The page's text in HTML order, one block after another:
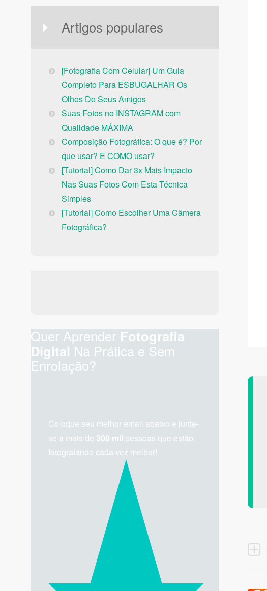
Artigos populares
[Fotografia Com Celular] Um Guia
Completo Para ESBUGALHAR Os
Olhos Do Seus Amigos
Suas Fotos no INSTAGRAM com
Qualidade MÁXIMA
Composição Fotográfica: O que é? Por
que usar? E COMO usar?
[Tutorial] Como Dar 3x Mais Impacto
Nas Suas Fotos Com Esta Técnica
Simples
[Tutorial] Como Escolher Uma Câmera
Fotográfica?
Quer Aprender Fotografia
Digital Na Prática e Sem
Enrolação?
Coloque seu melhor email abaixo e junte-
se a mais de 300 mil pessoas que estão
fotografando cada vez melhor!